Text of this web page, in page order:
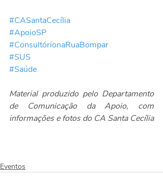
#CASantaCecília
#ApoioSP
#ConsultórionaRuaBompar
#SUS
#Saúde
Material produzido pelo Departamento
de Comunicação da Apoio, com
informações e fotos do CA Santa Cecília
Eventos